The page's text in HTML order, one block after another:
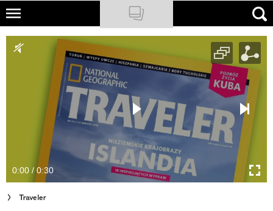
Skip
main
NATIONAL GEOGRAPHIC
TRAVELER
PODCASTY
Newsletter
Cuda Polski
Wielki Konkurs Fotograficzny
0:00 / 0:30
Traveler